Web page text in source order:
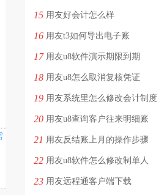
15 用友好会计怎么样
16 用友t3如何导出电子账
17 用友u8软件演示期限到期
18 用友u8怎么取消复核凭证
19 用友系统里怎么修改会计制度
20 用友u8查询客户往来明细账
21 用友反结账上月的操作步骤
22 用友u8软件怎么修改制单人
23 用友远程通客户端下载